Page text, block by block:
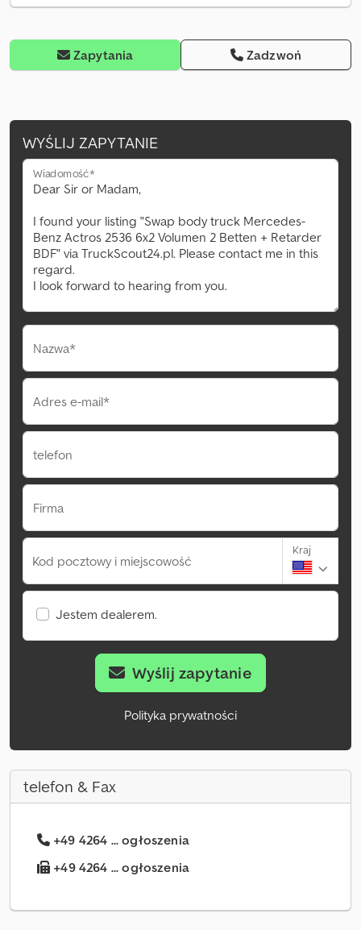
Zapytania Zadzwoń
WYŚLIJ ZAPYTANIE
Wiadomość*
Nazwa*
Adres e-mail*
telefon
Firma
Kod pocztowy i miejscowość
Kraj
Jestem dealerem.
Wyślij zapytanie
Polityka prywatności
telefon & Fax
+49 4264 ... ogłoszenia
+49 4264 ... ogłoszenia